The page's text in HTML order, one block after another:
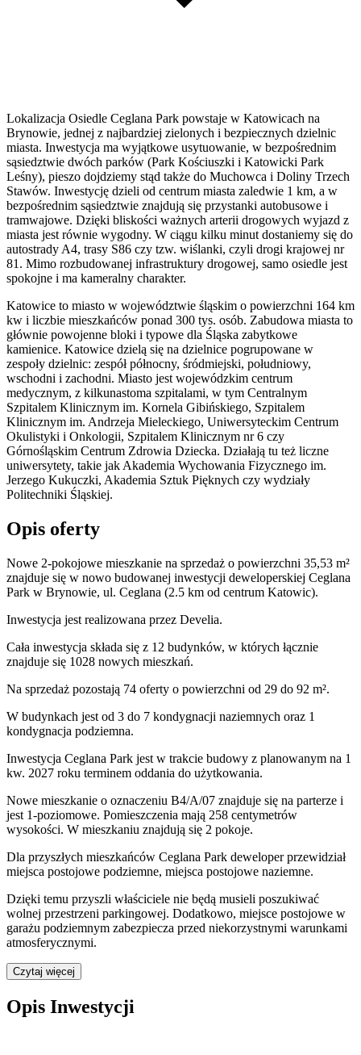
Lokalizacja Osiedle Ceglana Park powstaje w Katowicach na
Brynowie, jednej z najbardziej zielonych i bezpiecznych dzielnic
miasta. Inwestycja ma wyjątkowe usytuowanie, w bezpośrednim
sąsiedztwie dwóch parków (Park Kościuszki i Katowicki Park
Leśny), pieszo dojdziemy stąd także do Muchowca i Doliny Trzech
Stawów. Inwestycję dzieli od centrum miasta zaledwie 1 km, a w
bezpośrednim sąsiedztwie znajdują się przystanki autobusowe i
tramwajowe. Dzięki bliskości ważnych arterii drogowych wyjazd z
miasta jest równie wygodny. W ciągu kilku minut dostaniemy się do
autostrady A4, trasy S86 czy tzw. wiślanki, czyli drogi krajowej nr
81. Mimo rozbudowanej infrastruktury drogowej, samo osiedle jest
spokojne i ma kameralny charakter.
Katowice to miasto w województwie śląskim o powierzchni 164 km
kw i liczbie mieszkańców ponad 300 tys. osób. Zabudowa miasta to
głównie powojenne bloki i typowe dla Śląska zabytkowe
kamienice. Katowice dzielą się na dzielnice pogrupowane w
zespoły dzielnic: zespół północny, śródmiejski, południowy,
wschodni i zachodni. Miasto jest wojewódzkim centrum
medycznym, z kilkunastoma szpitalami, w tym Centralnym
Szpitalem Klinicznym im. Kornela Gibińskiego, Szpitalem
Klinicznym im. Andrzeja Mieleckiego, Uniwersyteckim Centrum
Okulistyki i Onkologii, Szpitalem Klinicznym nr 6 czy
Górnośląskim Centrum Zdrowia Dziecka. Działają tu też liczne
uniwersytety, takie jak Akademia Wychowania Fizycznego im.
Jerzego Kukuczki, Akademia Sztuk Pięknych czy wydziały
Politechniki Śląskiej.
Opis oferty
Nowe 2-pokojowe mieszkanie na sprzedaż o powierzchni 35,53 m²
znajduje się w nowo budowanej inwestycji deweloperskiej Ceglana
Park w Brynowie, ul. Ceglana (2.5 km od centrum Katowic).
Inwestycja jest realizowana przez Develia.
Cała inwestycja składa się z 12 budynków, w których łącznie
znajduje się 1028 nowych mieszkań.
Na sprzedaż pozostają 74 oferty o powierzchni od 29 do 92 m².
W budynkach jest od 3 do 7 kondygnacji naziemnych oraz 1
kondygnacja podziemna.
Inwestycja Ceglana Park jest w trakcie budowy z planowanym na 1
kw. 2027 roku terminem oddania do użytkowania.
Nowe mieszkanie o oznaczeniu B4/A/07 znajduje się na parterze i
jest 1-poziomowe. Pomieszczenia mają 258 centymetrów
wysokości. W mieszkaniu znajdują się 2 pokoje.
Dla przyszłych mieszkańców Ceglana Park deweloper przewidział
miejsca postojowe podziemne, miejsca postojowe naziemne.
Dzięki temu przyszli właściciele nie będą musieli poszukiwać
wolnej przestrzeni parkingowej. Dodatkowo, miejsce postojowe w
garażu podziemnym zabezpiecza przed niekorzystnymi warunkami
atmosferycznymi.
Czytaj więcej
Opis Inwestycji